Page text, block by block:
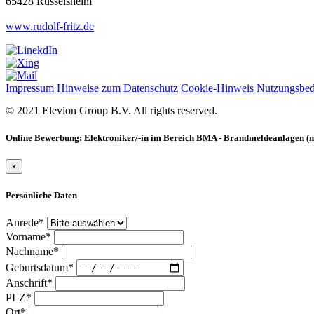
www.rudolf-fritz.de
Impressum Hinweise zum Datenschutz Cookie-Hinweis
© 2021 Elevion Group B.V. All rights reserved.
Online Bewerbung: Elektroniker/-in im Bereich BMA - Brandmeldeanlagen
×
Persönliche Daten
Anrede*
Vorname*
Nachname*
Geburtsdatum*
Anschrift*
PLZ*